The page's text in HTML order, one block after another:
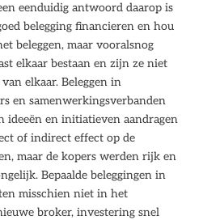
eenduidig antwoord daarop is
belegging financieren en hou
beleggen, maar vooralsnog
elkaar bestaan en zijn ze niet
elkaar. Beleggen in
en samenwerkingsverbanden
ideeën en initiatieven aandragen
of indirect effect op de
maar de kopers werden rijk en
Bepaalde beleggingen in
misschien niet in het
broker, investering snel